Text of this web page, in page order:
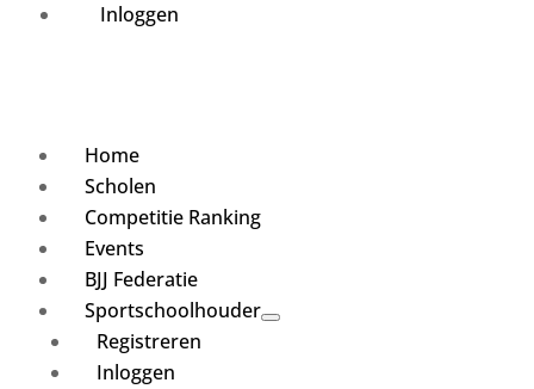
Inloggen
Home
Scholen
Competitie Ranking
Events
BJJ Federatie
Sportschoolhouder
Registreren
Inloggen